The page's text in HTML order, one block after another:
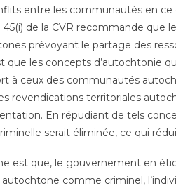
entre les communautés en ce
de la CVR recommande que
prévoyant le partage des
que les concepts d’autochtonie
à ceux des communautés
revendications territoriales
En répudiant de tels
serait éliminée, ce qui
est que, le gouvernement en
comme criminel,